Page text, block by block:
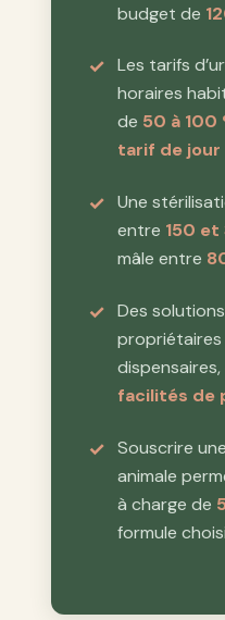
budget de
Les tarifs
horaires
de 50 à 100
tarif de jour
Une
entre 150
mâle entre
Des
propriétaires
facilités de
Souscrire
animale
à charge de
formule